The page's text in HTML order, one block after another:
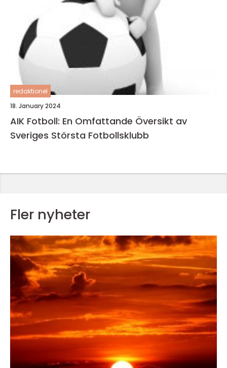
redaktionel
18. January 2024
AIK Fotboll: En Omfattande Översikt av
Sveriges Största Fotbollsklubb
Fler nyheter